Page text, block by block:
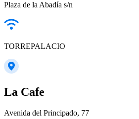
Plaza de la Abadía s/n
TORREPALACIO
La Cafe
Avenida del Principado, 77